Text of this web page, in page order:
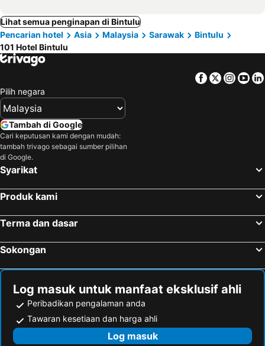
Lihat semua penginapan di Bintulu
Pencarian hotel
Asia Malaysia Sarawak
Bintulu
101 Hotel Bintulu
Facebook
Twitter
Pilih negara
Tambah di Google
Cari keputusan kami dengan mudah:
tambah trivago sebagai sumber pilihan
di Google.
Syarikat
Produk kami
Terma dan dasar
Sokongan
Log masuk untuk manfaat eksklusif ahli
Peribadikan pengalaman anda
Tawaran kesetiaan dan harga ahli
Log masuk